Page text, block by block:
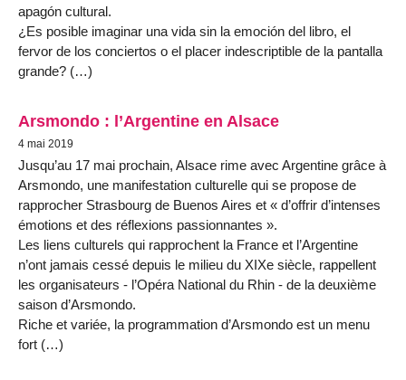
apagón cultural.
¿Es posible imaginar una vida sin la emoción del libro, el
fervor de los conciertos o el placer indescriptible de la pantalla
grande? (…)
Arsmondo : l’Argentine en Alsace
4 mai 2019
Jusqu’au 17 mai prochain, Alsace rime avec Argentine grâce à
Arsmondo, une manifestation culturelle qui se propose de
rapprocher Strasbourg de Buenos Aires et « d’offrir d’intenses
émotions et des réflexions passionnantes ».
Les liens culturels qui rapprochent la France et l’Argentine
n’ont jamais cessé depuis le milieu du XIXe siècle, rappellent
les organisateurs - l’Opéra National du Rhin - de la deuxième
saison d’Arsmondo.
Riche et variée, la programmation d’Arsmondo est un menu
fort (…)